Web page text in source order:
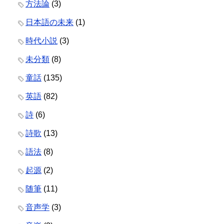
方法論 (3)
日本語の未来 (1)
時代小説 (3)
未分類 (8)
童話 (135)
英語 (82)
詩 (6)
詩歌 (13)
語法 (8)
起源 (2)
随筆 (11)
音声学 (3)